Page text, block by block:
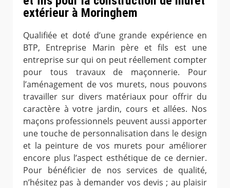
extérieur à Moringhem
Qualifiée et doté d’une grande expérience en
BTP, Entreprise Marin père et fils est une
entreprise sur qui on peut réellement compter
pour tous travaux de maçonnerie. Pour
l’aménagement de vos murets, nous pouvons
travailler sur divers matériaux pour offrir du
caractère à votre jardin, cours et allées. Nos
maçons professionnels peuvent aussi apporter
une touche de personnalisation dans le design
et la peinture de vos murets pour améliorer
encore plus l’aspect esthétique de ce dernier.
Pour bénéficier de nos services de qualité,
n’hésitez pas à demander vos devis ; au plaisir